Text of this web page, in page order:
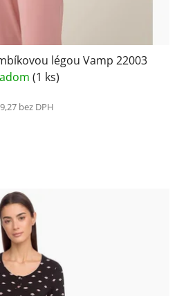
légou Vamp 22003
(1 ks)
bez DPH